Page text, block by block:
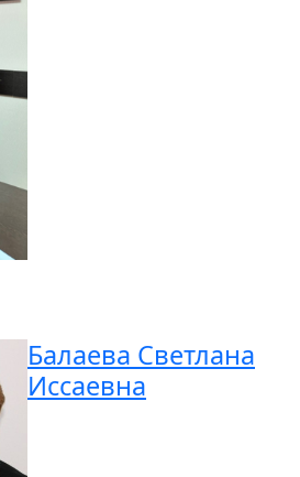
Балаева Светлана
Иссаевна